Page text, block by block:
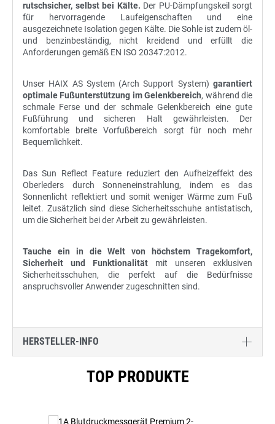
rutschsicher, selbst bei Kälte. Der PU-Dämpfungskeil sorgt
für hervorragende Laufeigenschaften und eine
ausgezeichnete Isolation gegen Kälte. Die Sohle ist zudem öl-
und benzinbeständig, nicht kreidend und erfüllt die
Anforderungen gemäß EN ISO 20347:2012.
Unser HAIX AS System (Arch Support System) garantiert
optimale Fußunterstützung im Gelenkbereich, während die
schmale Ferse und der schmale Gelenkbereich eine gute
Fußführung und sicheren Halt gewährleisten. Der
komfortable breite Vorfußbereich sorgt für noch mehr
Bequemlichkeit.
Das Sun Reflect Feature reduziert den Aufheizeffekt des
Oberleders durch Sonneneinstrahlung, indem es das
Sonnenlicht reflektiert und somit weniger Wärme zum Fuß
leitet. Zusätzlich sind diese Sicherheitsschuhe antistatisch,
um die Sicherheit bei der Arbeit zu gewährleisten.
Tauche ein in die Welt von höchstem Tragekomfort,
Sicherheit und Funktionalität mit unseren exklusiven
Sicherheitsschuhen, die perfekt auf die Bedürfnisse
anspruchsvoller Anwender zugeschnitten sind.
HERSTELLER-INFO
TOP PRODUKTE